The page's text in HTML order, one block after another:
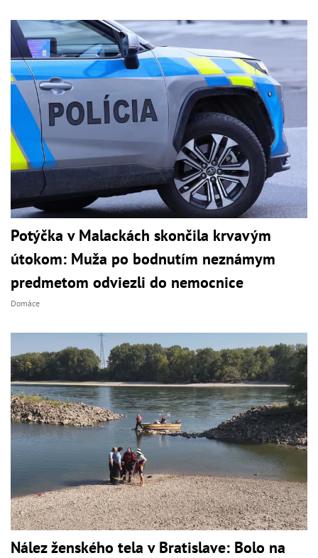
Potýčka v Malackách skončila krvavým
útokom: Muža po bodnutím neznámym
predmetom odviezli do nemocnice
Domáce
Nález ženského tela v Bratislave: Bolo na